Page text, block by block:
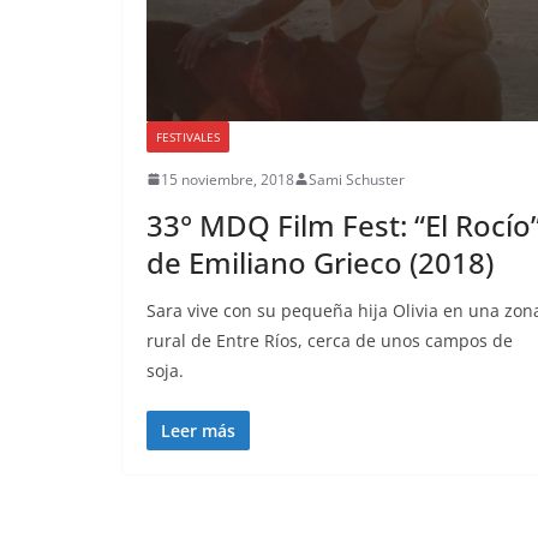
FESTIVALES
15 noviembre, 2018 Sami Schuster
33° MDQ Film Fest: “El
de Emiliano Grieco (2018)
Sara vive con su pequeña hija Olivia en una
rural de Entre Ríos, cerca de unos campos de
soja.
Leer más